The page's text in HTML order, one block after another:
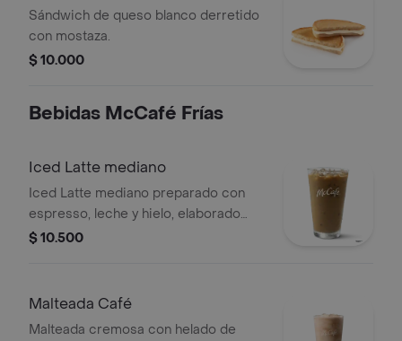
Sándwich de queso blanco derretido
con mostaza.
$ 10.000
Bebidas McCafé Frías
Iced Latte mediano
Iced Latte mediano preparado con
espresso, leche y hielo, elaborado
con café 100 % colombiano.
$ 10.500
Malteada Café
Malteada cremosa con helado de